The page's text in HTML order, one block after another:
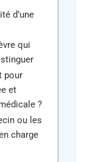
d’une
qui
pour
et
?
ou les
charge